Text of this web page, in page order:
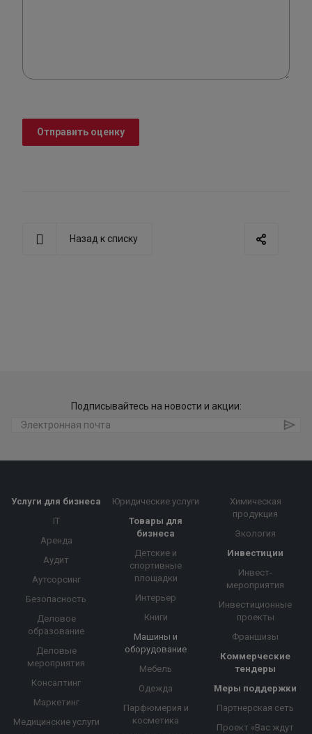
Отправить оценку
Назад к списку
Подписывайтесь на новости и акции:
Услуги для бизнеса
IT
Аренда
Аудит
Аутсорсинг
Безопасность
Деловое
образование
Деловые
мероприятия
Консалтинг
Маркетинг
Медицинские услуги
Юридические услуги
Товары для
бизнеса
Детские и
спортивные
площадки
Интерьер
Книги
Машины и
оборудование
Мебель
Одежда
Парфюмерия и
косметика
Химическая
продукция
Экология
Инвестиции
Инвест-
мероприятия
Инвестиционные
проекты
Франшизы
Коммерческие
тендеры
Меры поддержки
Партнерская сеть
Проект «Вас ждут